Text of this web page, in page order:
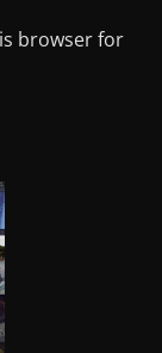
browser for